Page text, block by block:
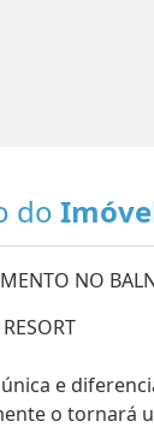
do
NO
e
o tornará